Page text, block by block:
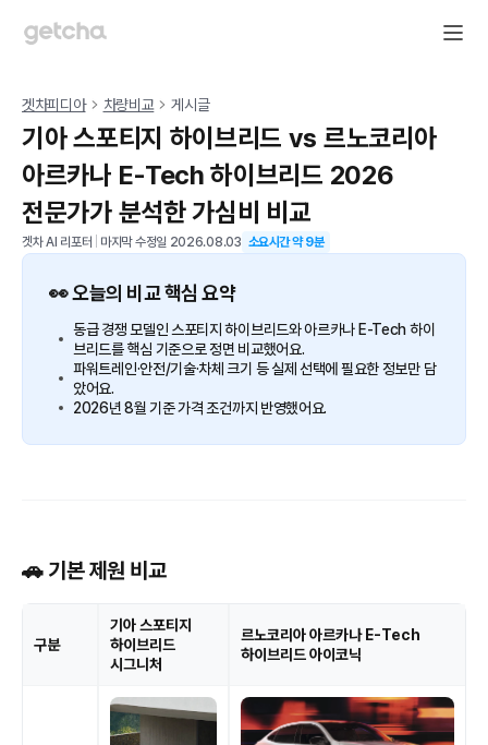
겟차피디아 차량비교 게시글
기아 스포티지 하이브리드 vs 르노코리아
아르카나 E-Tech 하이브리드 2026
전문가가 분석한 가심비 비교
겟차 AI 리포터 마지막 수정일 2026.08.03 소요시간 약9분
👀 오늘의 비교 핵심 요약
동급 경쟁 모델인 스포티지 하이브리드와 아르카나 E-Tech 하이
브리드를 핵심 기준으로 정면 비교했어요.
파워트레인·안전/기술·차체 크기 등 실제 선택에 필요한 정보만 담
았어요.
2026년 8월 기준 가격 조건까지 반영했어요.
🚗 기본 제원 비교
구분
기아 스포티지
하이브리드
시그니처
르노코리아 아르카나 E-Tech
하이브리드 아이코닉